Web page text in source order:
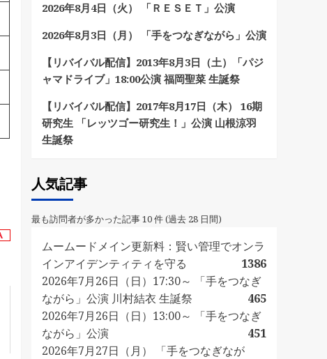
2026年8月4日（火） 「ＲＥＳＥＴ」公演
2026年8月3日（月） 「手をつなぎながら」公演
【リバイバル配信】2013年8月3日（土）「パジ
ャマドライブ」18:00公演 福岡聖菜 生誕祭
【リバイバル配信】2017年8月17日（木） 16期
研究生 「レッツゴー研究生！」公演 山根涼羽
生誕祭
人気記事
最も訪問者が多かった記事 10 件 (過去 28 日間)
ムームードメイン更新料：賢い管理でオンラ
インアイデンティティを守る
1386
2026年7月26日（日）17:30～ 「手をつなぎ
ながら」公演 川村結衣 生誕祭
465
2026年7月26日（日）13:00～ 「手をつなぎ
ながら」公演
451
2026年7月27日（月） 「手をつなぎなが